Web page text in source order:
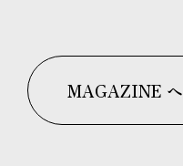
MAGAZINE へ